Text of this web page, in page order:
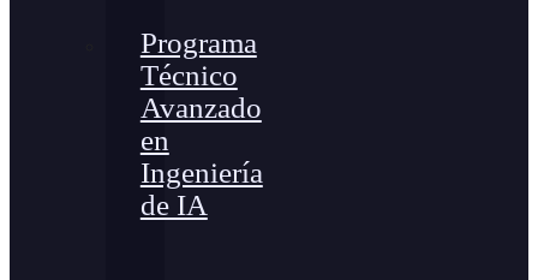
Programa
Técnico
Avanzado
en
Ingeniería
de IA